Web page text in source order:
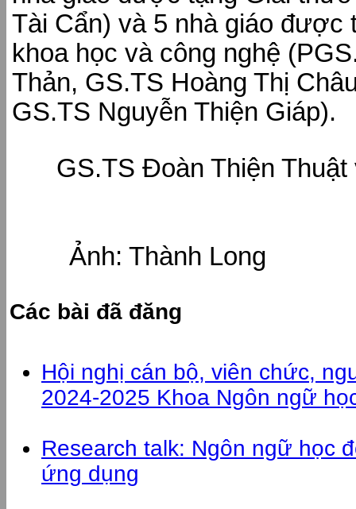
Tài Cẩn) và 5 nhà giáo
khoa học và công nghệ
Thản, GS.TS Hoàng Thị
GS.TS Nguyễn Thiện Giáp).
GS.TS Đoàn Thiện
Ảnh: Thành Long
Các bài đã đăng
Hội nghị cán bộ, viên chức,
2024-2025 Khoa Ngôn ngữ
Research talk: Ngôn ngữ học
ứng dụng